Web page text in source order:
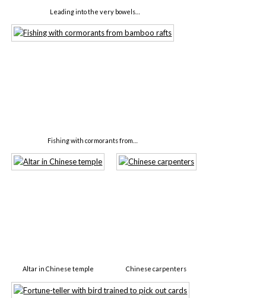
Leading into the very bowels…
Fishing with cormorants from…
Altar in Chinese temple Chinese carpenters